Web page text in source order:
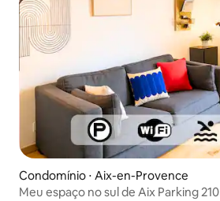
Condomínio ⋅ Aix-en-Provence
Meu espaço no sul de Aix Parking 210